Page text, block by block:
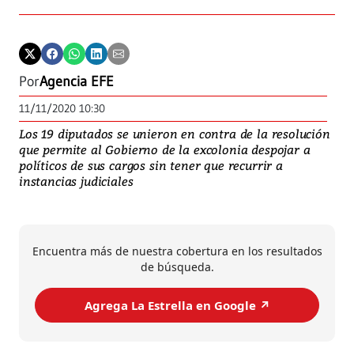
PorAgencia EFE
11/11/2020 10:30
Los 19 diputados se unieron en contra de la resolución
que permite al Gobierno de la excolonia despojar a
políticos de sus cargos sin tener que recurrir a
instancias judiciales
Encuentra más de nuestra cobertura en los resultados
de búsqueda.
Agrega La Estrella en Google ↗️